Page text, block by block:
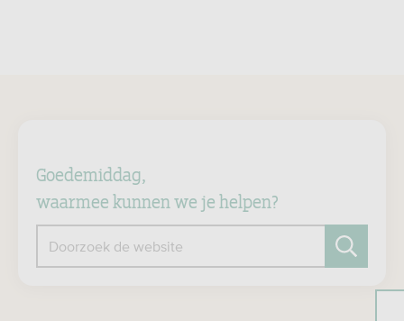
Goedemiddag,
waarmee kunnen we je helpen?
Doorzoek de website